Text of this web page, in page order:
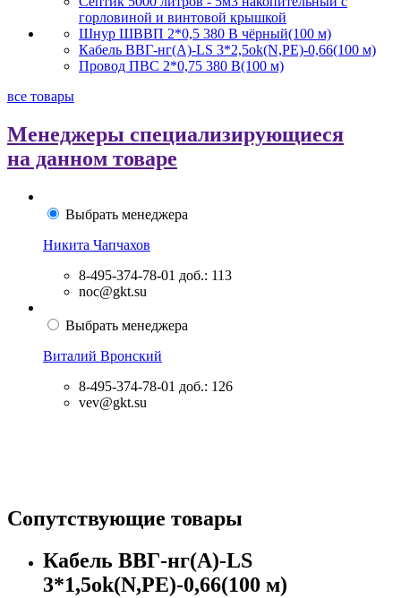
горловиной и винтовой крышкой
Шнур ШВВП 2*0,5 380 В чёрный(100 м)
Кабель ВВГ-нг(А)-LS 3*2,5ok(N,PE)-0,66(100 м)
Провод ПВС 2*0,75 380 В(100 м)
все товары
Менеджеры специализирующиеся
на данном товаре
Выбрать менеджера
Никита Чапчахов
8-495-374-78-01 доб.: 113
noc@gkt.su
Выбрать менеджера
Виталий Вронский
8-495-374-78-01 доб.: 126
vev@gkt.su
Сопутствующие товары
Кабель ВВГ-нг(А)-LS
3*1,5ok(N,PE)-0,66(100 м)